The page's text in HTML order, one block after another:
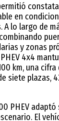
en
lo largo de
y zonas
4x4
km, una cifra
siete plazas,
PHEV adaptó
El